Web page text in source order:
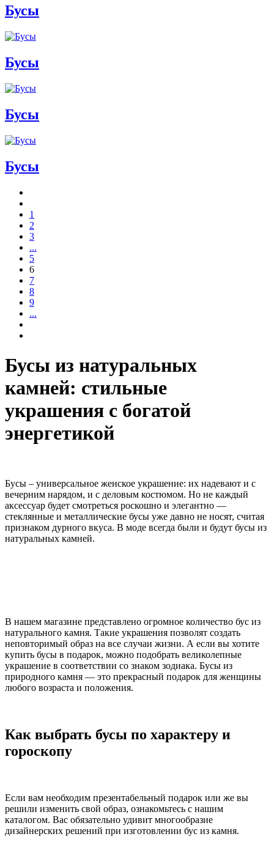
Бусы
Бусы
Бусы
Бусы
1
2
3
...
5
6
7
8
9
...
Бусы из натуральных
камней: стильные
украшения с богатой
энергетикой
Бусы – универсальное женское украшение: их надевают и с
вечерним нарядом, и с деловым костюмом. Но не каждый
аксессуар будет смотреться роскошно и элегантно —
стеклянные и металлические бусы уже давно не носят, считая
признаком дурного вкуса. В моде всегда были и будут бусы из
натуральных камней.
В нашем магазине представлено огромное количество бус из
натурального камня. Такие украшения позволят создать
неповторимый образ на все случаи жизни. А если вы хотите
купить бусы в подарок, можно подобрать великолепные
украшение в соответствии со знаком зодиака. Бусы из
природного камня — это прекрасный подарок для женщины
любого возраста и положения.
Как выбрать бусы по характеру и
гороскопу
Если вам необходим презентабельный подарок или же вы
решили изменить свой образ, ознакомьтесь с нашим
каталогом. Вас обязательно удивит многообразие
дизайнерских решений при изготовлении бус из камня.